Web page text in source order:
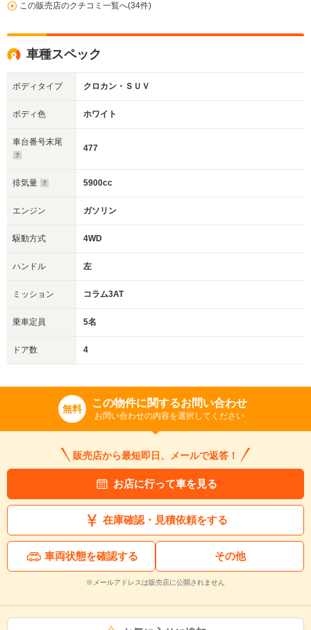
この販売店のクチコミ一覧へ(34件)
車種スペック
ボディタイプ クロカン・ＳＵＶ
ボディ色 ホワイト
車台番号末尾
477
排気量 5900cc
エンジン ガソリン
駆動方式 4WD
ハンドル 左
ミッション コラム3AT
乗車定員 5名
ドア数 4
無料 この物件に関するお問い合わせ
お問い合わせの内容を選択してください
販売店から最短即日、メールで返答！
お店に行って車を見る
在庫確認・見積依頼をする
車両状態を確認する その他
※メールアドレスは販売店に公開されません